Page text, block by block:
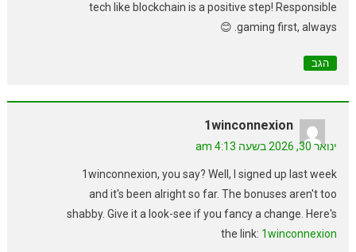
tech like blockchain is a positive step! Responsible
gaming first, always. 😊
הגב
1winconnexion
ינואר 30, 2026 בשעה 4:13 am
1winconnexion, you say? Well, I signed up last week
and it's been alright so far. The bonuses aren't too
shabby. Give it a look-see if you fancy a change. Here's
the link: 1winconnexion